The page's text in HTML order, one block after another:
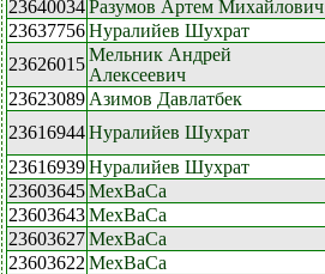
23640034Разумов Артем Михайлович
23637756Нуралийев Шухрат
23626015Мельник Андрей
Алексеевич
23623089 Азимов Давлатбек
23616944Нуралийев Шухрат
23616939Нуралийев Шухрат
23603645МехВаСа
23603643МехВаСа
23603627МехВаСа
23603622 МехВаСа